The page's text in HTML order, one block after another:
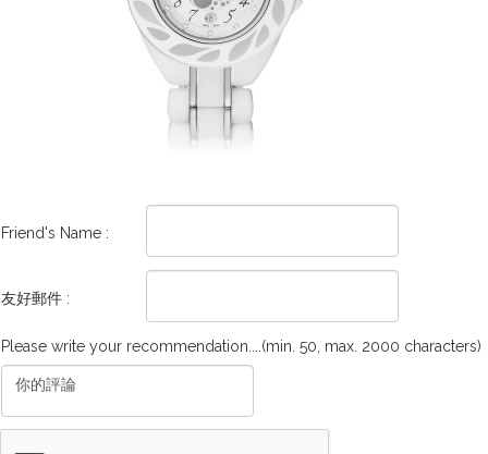
Friend's Name :
友好郵件 :
Please write your recommendation....(min. 50, max. 2000 characters)